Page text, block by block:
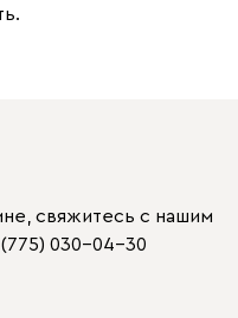
свяжитесь с нашим
(775) 030-04-30